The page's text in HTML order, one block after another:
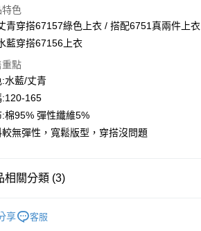
Pay
Pay
Pay
付款
後全家取貨
特色
青穿搭67157綠色上衣 / 搭配6751真兩件上衣
藍穿搭67156上衣
重點
:水藍/丈青
:120-165
:棉95% 彈性纖維5%
較無彈性，寬鬆版型，穿搭沒問題
相關分類 (3)
享 客服